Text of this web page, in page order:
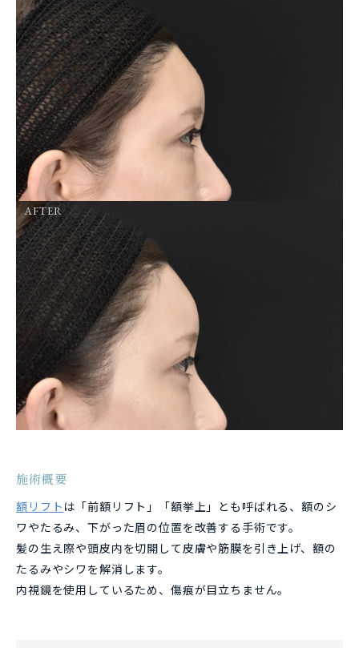
AFTER
施術概要
額リフト は「前額リフト」「額挙上」とも呼ばれる、額のシ
ワやたるみ、下がった眉の位置を改善する手術です。
髪の生え際や頭皮内を切開して皮膚や筋膜を引き上げ、額の
たるみやシワを解消します。
内視鏡を使用しているため、傷痕が目立ちません。